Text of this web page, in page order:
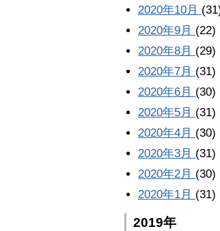
2020年10月
2020年9月 (22)
2020年8月 (29)
2020年7月 (31)
2020年6月 (30)
2020年5月 (31)
2020年4月 (30)
2020年3月 (31)
2020年2月 (30)
2020年1月 (31)
2019年